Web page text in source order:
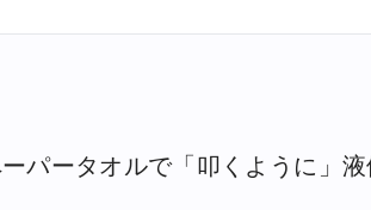
パータオルで「叩くように」